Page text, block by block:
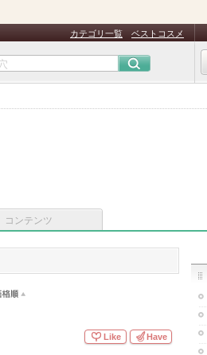
カテゴリ一覧 ベストコスメ
コンテンツ
Like Have